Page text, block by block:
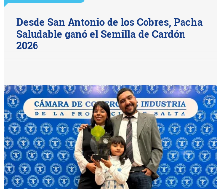
Desde San Antonio de los Cobres, Pacha
Saludable ganó el Semilla de Cardón
2026